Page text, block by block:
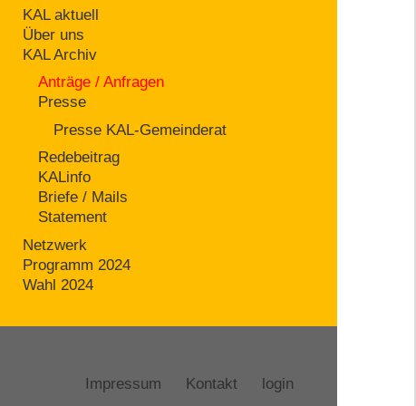
KAL aktuell
Über uns
KAL Archiv
Anträge / Anfragen
Presse
Presse KAL-Gemeinderat
Redebeitrag
KALinfo
Briefe / Mails
Statement
Netzwerk
Programm 2024
Wahl 2024
Impressum Kontakt login